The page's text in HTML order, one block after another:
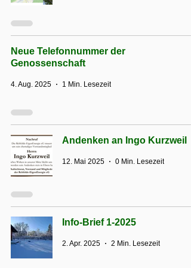
Neue Telefonnummer der
Genossenschaft
4. Aug. 2025 1 Min. Lesezeit
Andenken an Ingo Kurzweil
12. Mai 2025 0 Min. Lesezeit
Info-Brief 1-2025
2. Apr. 2025 2 Min. Lesezeit